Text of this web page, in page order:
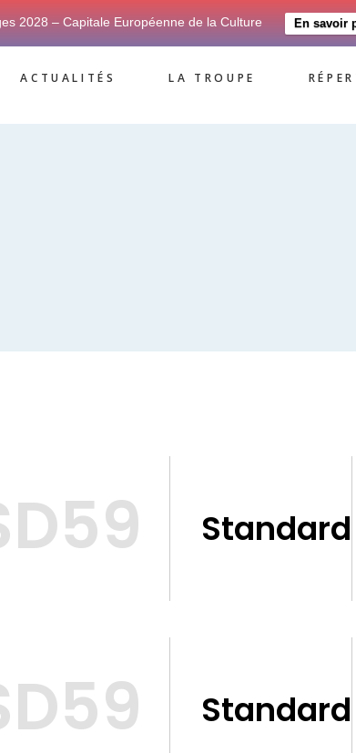
2028 – Capitale Européenne de la Culture En savoir
ACTUALITÉS LA TROUPE
Standard
Standard